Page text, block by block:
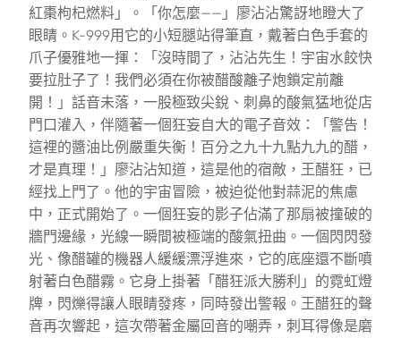
紅棗枸杞燃料」。「你怎麼——」廖沾沾驚訝地瞪大了
眼睛。K-999用它的小短腿站得筆直，戴著白色手套的
爪子優雅地一揮：「沒時間了，沾沾先生！宇宙水餃快
要拉肚子了！我們必須在你被醋酸離子炮鎖定前離
開！」話音未落，一股極致尖銳、刺鼻的酸氣猛地從店
門口灌入，伴隨著一個狂妄自大的電子音效：「警告！
這裡的醬油比例嚴重失衡！百分之九十九點九九的醋，
才是真理！」廖沾沾知道，這是他的宿敵，王醋狂，已
經找上門了。他的宇宙冒險，被迫從他對蒜泥的焦慮
中，正式開始了。一個狂妄的影子佔滿了那扇被撞破的
牆門邊緣，光線一瞬間被極端的酸氣扭曲。一個閃閃發
光、像醋罐的機器人緩緩漂浮進來，它的底座還不斷噴
射著白色醋霧。它身上掛著「醋狂派大勝利」的霓虹燈
牌，閃爍得讓人眼睛發疼，同時發出警報。王醋狂的聲
音再次響起，這次帶著金屬回音的嘲弄，刺耳得像是磨